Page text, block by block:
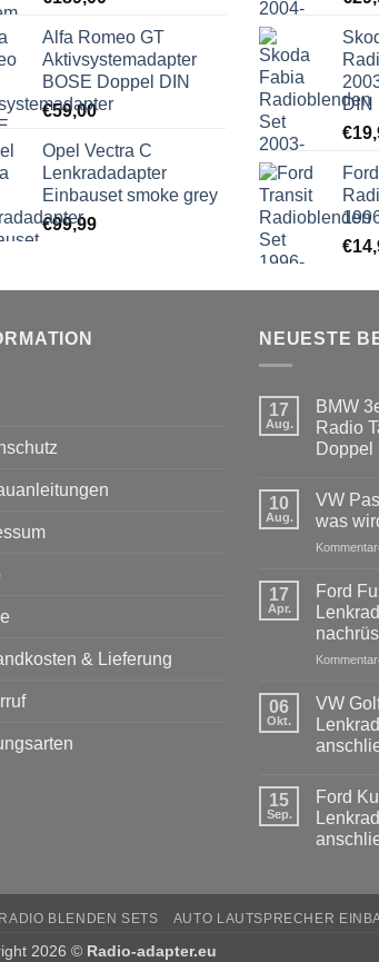
Alfa Romeo GT
Aktivsystemadapter
BOSE Doppel DIN
€59,00
Opel Vectra C
Lenkradadapter
Einbauset smoke grey
€99,99
DIN
€
€
& Lieferung
NEUESTE
17
Aug.
BMW
Radio
Doppel
zu
3er
Touring
Tausch
1
DIN
oder
DIN
10
Aug.
VW
was
17
Apr.
Ford
06
Okt.
VW
zu
VW
Golf
V
15
Sep.
Ford
Kuga
BLENDEN SETS AUTO LAUTSPRECHER
2026 © Radio-adapter.eu